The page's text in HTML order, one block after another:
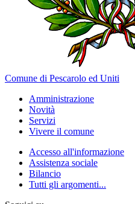
Comune di Pescarolo ed Uniti
Amministrazione
Novità
Servizi
Vivere il comune
Accesso all'informazione
Assistenza sociale
Bilancio
Tutti gli argomenti...